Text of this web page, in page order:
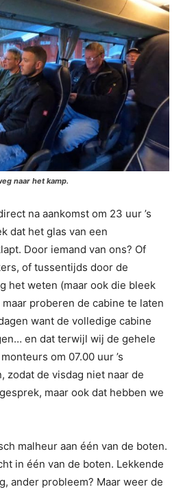
naar het kamp.
na aankomst om 23 uur ’s
dat het glas van een
Door iemand van ons? Of
of tussentijds door de
het weten (maar ook die bleek
proberen de cabine te laten
want de volledige cabine
en dat terwijl wij de gehele
om 07.00 uur ’s
zodat de visdag niet naar de
maar ook dat hebben we
malheur aan één van de boten.
in één van de boten. Lekkende
ander probleem? Maar weer de